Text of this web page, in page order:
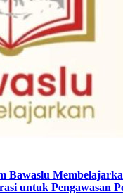
Bawaslu
untuk Pengawasan